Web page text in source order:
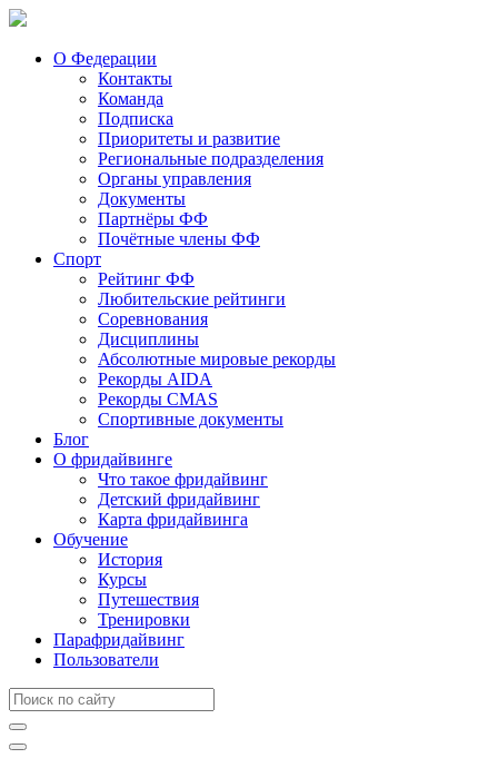
О Федерации
Контакты
Команда
Подписка
Приоритеты и развитие
Региональные подразделения
Органы управления
Документы
Партнёры ФФ
Почётные члены ФФ
Спорт
Рейтинг ФФ
Любительские рейтинги
Соревнования
Дисциплины
Абсолютные мировые рекорды
Рекорды AIDA
Рекорды CMAS
Спортивные документы
Блог
О фридайвинге
Что такое фридайвинг
Детский фридайвинг
Карта фридайвинга
Обучение
История
Курсы
Путешествия
Тренировки
Парафридайвинг
Пользователи